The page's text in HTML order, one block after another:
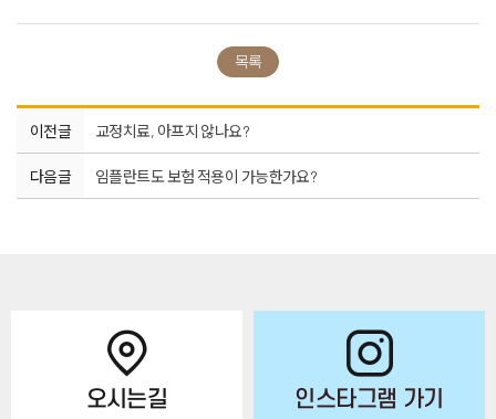
목록
이전글 교정치료, 아프지 않나요?
다음글 임플란트도 보험 적용이 가능한가요?
오시는길 인스타그램 가기